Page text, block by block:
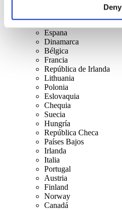
Deny
Espana
Dinamarca
Bélgica
Francia
República de Irlanda
Lithuania
Polonia
Eslovaquia
Chequia
Suecia
Hungría
República Checa
Países Bajos
Irlanda
Italia
Portugal
Austria
Finland
Norway
Canadá